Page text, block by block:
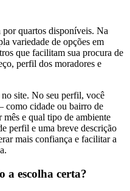
quartos disponíveis. Na
variedade de opções em
que facilitam sua procura de
perfil dos moradores e
no site. No seu perfil, você
como cidade ou bairro de
mês e qual tipo de ambiente
perfil e uma breve descrição
mais confiança e facilitar a
a escolha certa?